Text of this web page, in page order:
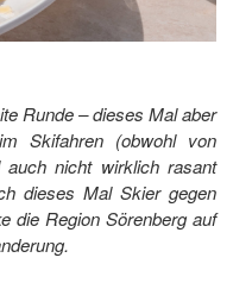
Runde – dieses Mal aber
Skifahren (obwohl von
nicht wirklich rasant
dieses Mal Skier gegen
die Region Sörenberg auf